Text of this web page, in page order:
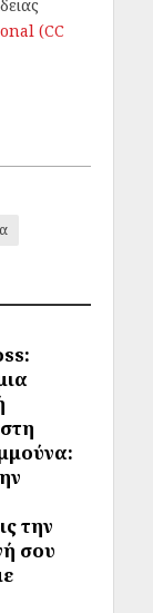
(CC
την
σου